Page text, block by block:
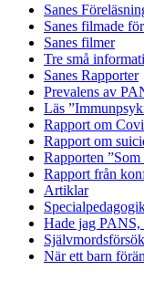
Sanes
Sanes filmade
Sanes filmer
Tre små
Sanes Rapporter
Prevalens av
Läs
Rapport om
Rapport om
Rapporten
Rapport från
Artiklar
Hade jag PANS,
När ett barn